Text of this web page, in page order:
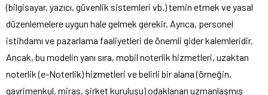
(bilgisayar, yazıcı, güvenlik sistemleri vb.) temin etmek ve yasal
düzenlemelere uygun hale gelmek gerekir. Ayrıca, personel
istihdamı ve pazarlama faaliyetleri de önemli gider kalemleridir.
Ancak, bu modelin yanı sıra, mobil noterlik hizmetleri, uzaktan
noterlik (e-Noterlik) hizmetleri ve belirli bir alana (örneğin,
gayrimenkul, miras, şirket kuruluşu) odaklanan uzmanlaşmış